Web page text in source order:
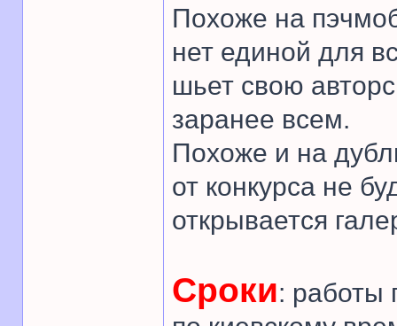
Похоже на
нет единой для
шьет свою
заранее всем.
Похоже и на
от конкурса не
открывается
Сроки: работы